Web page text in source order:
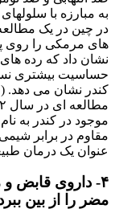
به مبارزه با
در چین در یک
های مرمکی را روی
نشان داد که رده
حساسیت بیشتری
کندر نشان می دهد. (۶)
مقاوم در برابر
عنوان یک درمان
۴- داروی قابض
مضر را از بین